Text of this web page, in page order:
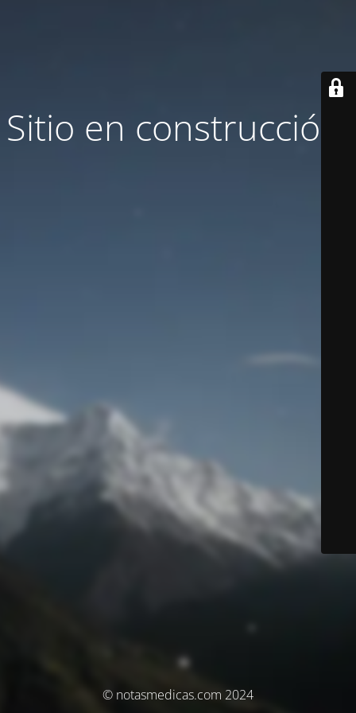
Sitio en construcción.
© notasmedicas.com 2024